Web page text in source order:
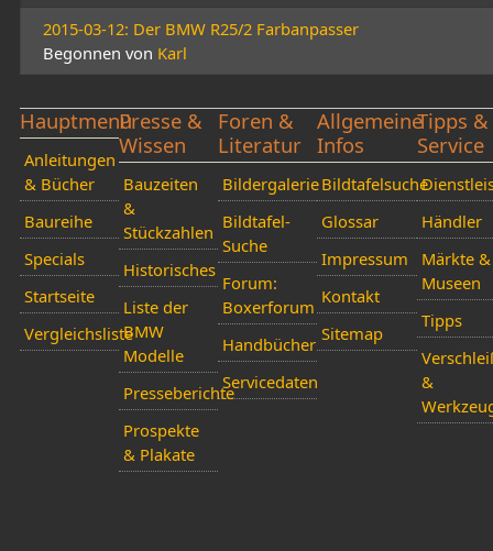
2015-03-12: Der BMW R25/2 Farbanpasser
Begonnen von Karl
Hauptmenü
Anleitungen
& Bücher
Baureihe
Specials
Startseite
Vergleichsliste
Presse &
Wissen
Bauzeiten
&
Stückzahlen
Historisches
Liste der
BMW
Modelle
Presseberichte
Prospekte
& Plakate
Foren &
Literatur
Bildergalerie
Bildtafel-
Suche
Forum:
Boxerforum
Handbücher
Servicedaten
Allgemeine
Infos
Bildtafelsuche
Glossar
Impressum
Kontakt
Sitemap
Tipps &
Service
Händler
Märkte &
Museen
Tipps
&